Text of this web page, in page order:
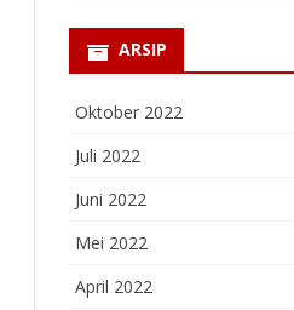
ARSIP
Oktober 2022
Juli 2022
Juni 2022
Mei 2022
April 2022